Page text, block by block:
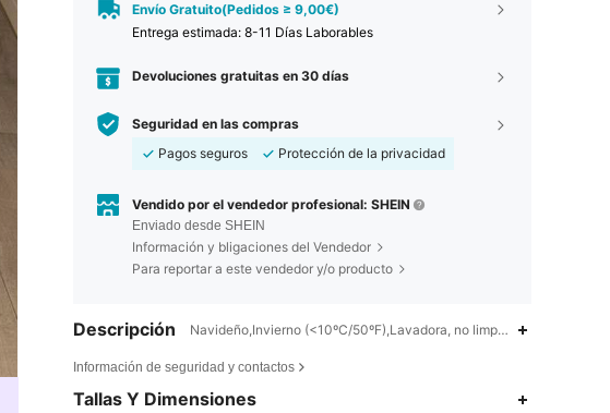
Envío Gratuito(Pedidos ≥ 9,00€)
Entrega estimada: 8-11 Días Laborables
Devoluciones gratuitas en 30 días
Seguridad en las compras
Pagos seguros
Protección de la privacidad
Vendido por el vendedor profesional: SHEIN
Enviado desde SHEIN
Información y bligaciones del Vendedor
Para reportar a este vendedor y/o producto
Descripción Navideño,Invierno (<10ºC/50ºF),Lavadora, no limpiar en seco
Información de seguridad y contactos
Tallas Y Dimensiones
4,78